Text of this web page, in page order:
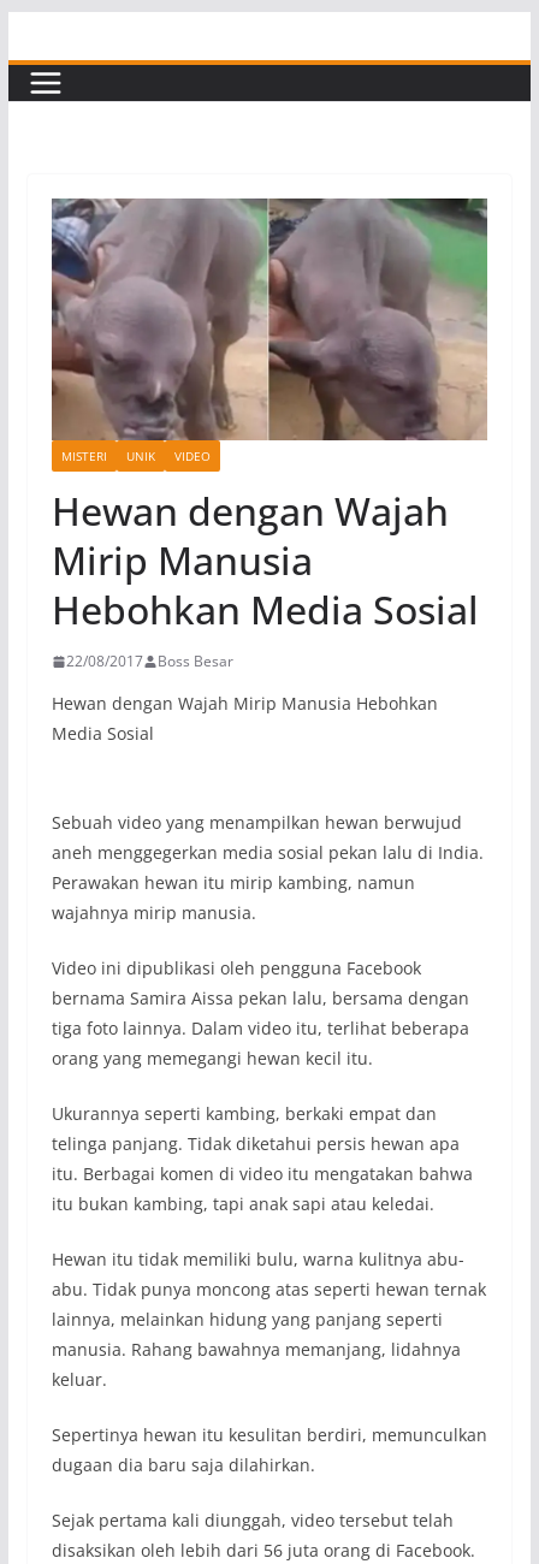
to
content
MISTERI UNIK VIDEO
Hewan dengan Wajah
Mirip Manusia
Hebohkan Media Sosial
22/08/2017 Boss Besar
Hewan dengan Wajah Mirip Manusia Hebohkan
Media Sosial
Sebuah video yang menampilkan hewan berwujud
aneh menggegerkan media sosial pekan lalu di India.
Perawakan hewan itu mirip kambing, namun
wajahnya mirip manusia.
Video ini dipublikasi oleh pengguna Facebook
bernama Samira Aissa pekan lalu, bersama dengan
tiga foto lainnya. Dalam video itu, terlihat beberapa
orang yang memegangi hewan kecil itu.
Ukurannya seperti kambing, berkaki empat dan
telinga panjang. Tidak diketahui persis hewan apa
itu. Berbagai komen di video itu mengatakan bahwa
itu bukan kambing, tapi anak sapi atau keledai.
Hewan itu tidak memiliki bulu, warna kulitnya abu-
abu. Tidak punya moncong atas seperti hewan ternak
lainnya, melainkan hidung yang panjang seperti
manusia. Rahang bawahnya memanjang, lidahnya
keluar.
Sepertinya hewan itu kesulitan berdiri, memunculkan
dugaan dia baru saja dilahirkan.
Sejak pertama kali diunggah, video tersebut telah
disaksikan oleh lebih dari 56 juta orang di Facebook.